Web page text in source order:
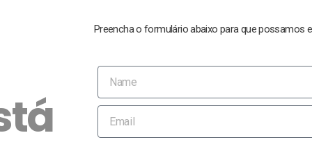
Preencha o formulário abaixo para que possamos